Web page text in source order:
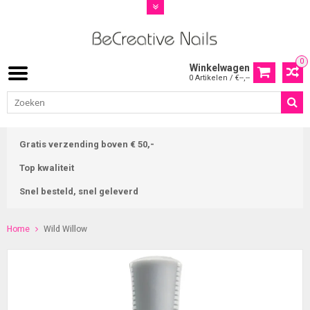
0
Winkelwagen
0 Artikelen / €--,--
Gratis verzending boven € 50,-
Top kwaliteit
Snel besteld, snel geleverd
Home Wild Willow